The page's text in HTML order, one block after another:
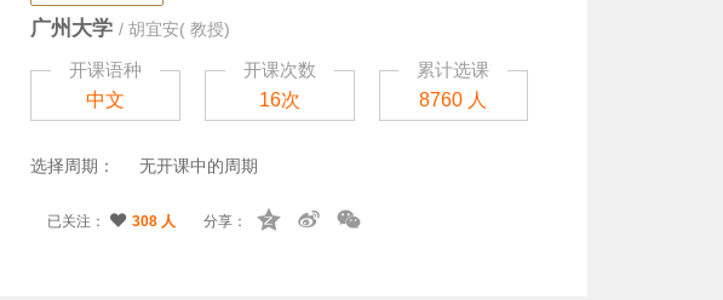
广州大学 / 胡宜安( 教授)
开课语种
中文
开课次数
16次
累计选课
8760 人
选择周期： 无开课中的周期
已关注： 308 人 分享：